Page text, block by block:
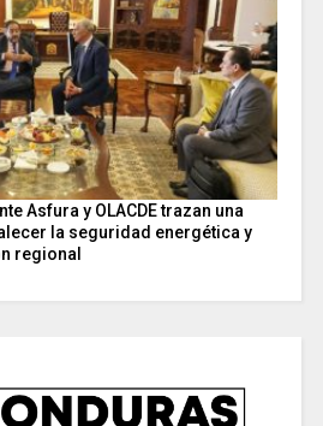
Asfura y OLACDE trazan una
la seguridad energética y
regional